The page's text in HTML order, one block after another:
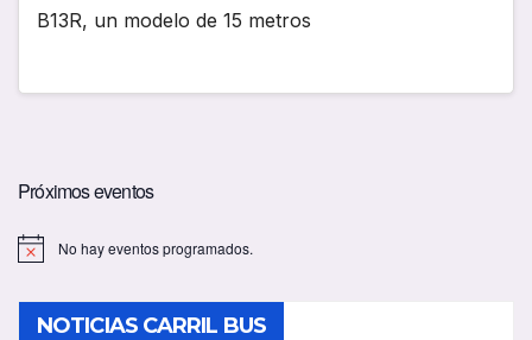
B13R, un modelo de 15 metros
Próximos eventos
No hay eventos programados.
NOTICIAS CARRIL BUS